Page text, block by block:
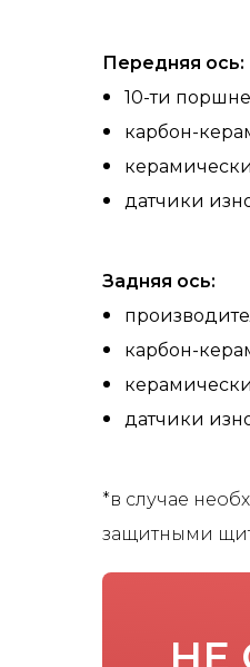
Передняя ось:
10-ти
карбон-
датчики
Задняя ось:
карбон-
датчики
*в случае
защитными